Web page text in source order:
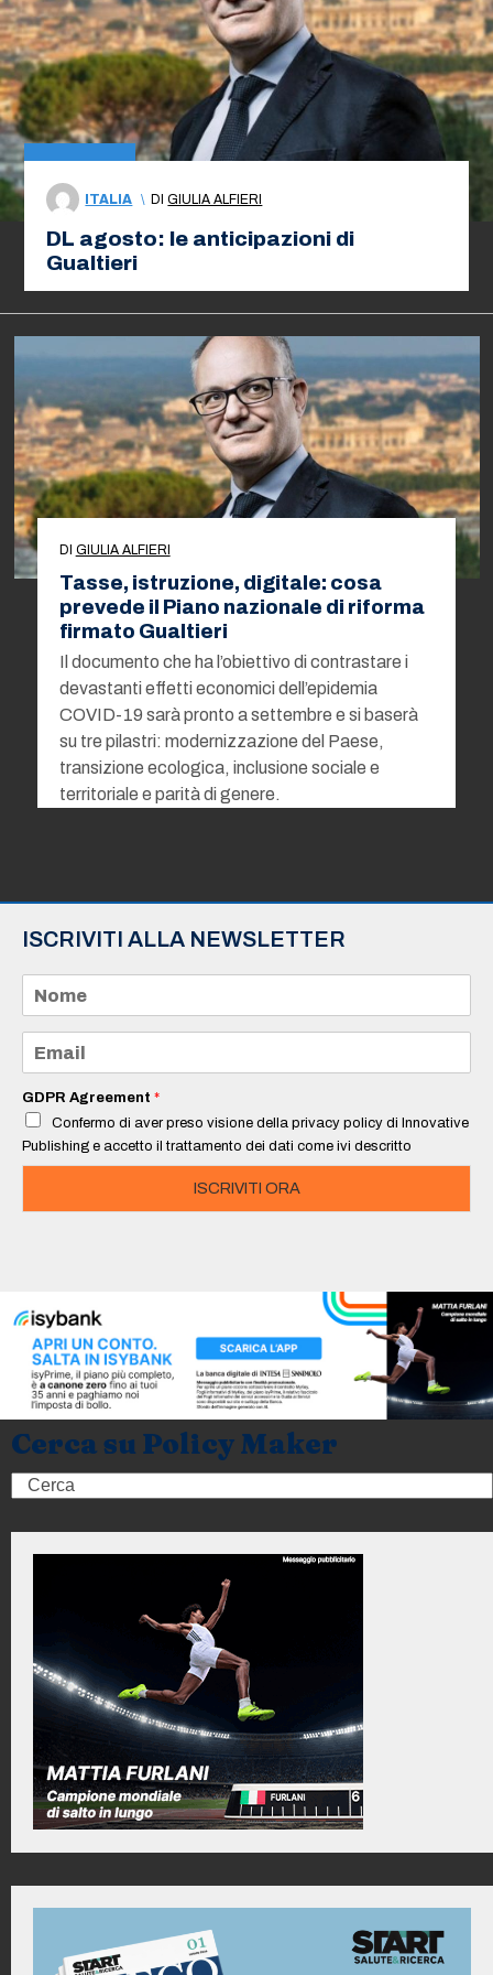
ITALIA \ DIGIULIA ALFIERI
DL agosto: le anticipazioni di
Gualtieri
DI GIULIA ALFIERI
Tasse, istruzione, digitale: cosa
prevede il Piano nazionale di riforma
firmato Gualtieri
Il documento che ha l’obiettivo di contrastare i
devastanti effetti economici dell’epidemia
COVID-19 sarà pronto a settembre e si baserà
su tre pilastri: modernizzazione del Paese,
transizione ecologica, inclusione sociale e
territoriale e parità di genere.
ISCRIVITI ALLA NEWSLETTER
m
e
a
i
*
GDPR Agreement *
Confermo di aver preso visione della privacy policy di Innovative
Publishing e accetto il trattamento dei dati come ivi descritto
ISCRIVITI ORA
Cerca su Policy Maker
Search